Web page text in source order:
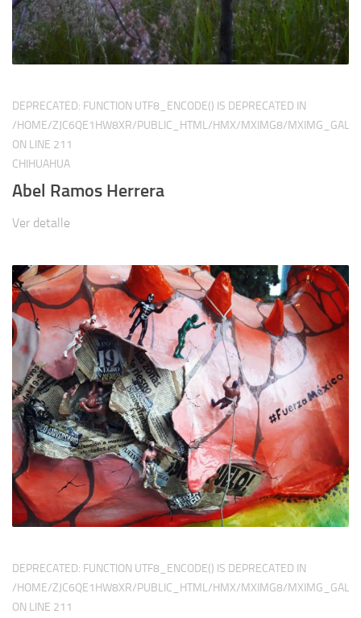
DEPRECATED: FUNCTION UTF8_ENCODE() IS DEPRECATED IN
/HOME/ZJC6QE1HW8XR/PUBLIC_HTML/HMX/MXIMG8/
ON LINE 211
CHIHUAHUA
Abel Ramos Herrera
Ver detalle
DEPRECATED: FUNCTION UTF8_ENCODE() IS DEPRECATED IN
/HOME/ZJC6QE1HW8XR/PUBLIC_HTML/HMX/MXIMG8/
ON LINE 211